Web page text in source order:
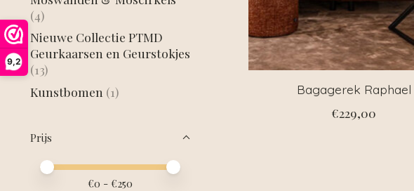
9,2
(4)
Nieuwe Collectie PTMD
Geurkaarsen en Geurstokjes
(13)
Kunstbomen (1)
Prijs
Minimale prijswaarde
Price maximum value
€0 - €250
Bagagerek Raphael
€229,00